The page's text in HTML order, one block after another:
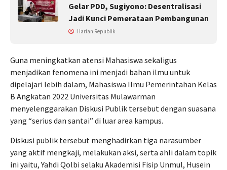
Gelar PDD, Sugiyono: Desentralisasi
Jadi Kunci Pemerataan Pembangunan
Harian Republik
Guna meningkatkan atensi Mahasiswa sekaligus
menjadikan fenomena ini menjadi bahan ilmu untuk
dipelajari lebih dalam, Mahasiswa Ilmu Pemerintahan Kelas
B Angkatan 2022 Universitas Mulawarman
menyelenggarakan Diskusi Publik tersebut dengan suasana
yang “serius dan santai” di luar area kampus.
Diskusi publik tersebut menghadirkan tiga narasumber
yang aktif mengkaji, melakukan aksi, serta ahli dalam topik
ini yaitu, Yahdi Qolbi selaku Akademisi Fisip Unmul, Husein